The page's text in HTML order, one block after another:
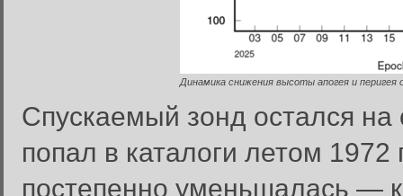
Динамика снижения высоты апогея и перигея
Спускаемый зонд остался
попал в каталоги летом 1972
постепенно уменьшалась —